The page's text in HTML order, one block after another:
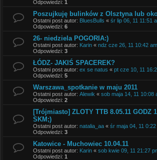
Odpowiedzi: 1
Poszujkuję bulinków z Olsztyna lub
Ostatni post autor: BluesBulls « śr lip 06, 11 11:51
Odpowiedzi: 6
26- niedziela POGORIA:)
Ostatni post autor: Karin « ndz cze 26, 11 10:42 am
Odpowiedzi: 3
ŁÓDZ- JAKIŚ SPACEREK?
Ostatni post autor: ex se natus « pt cze 10, 11
Odpowiedzi: 5
Warszawa_spotkanie w maju 2011
Ostatni post autor: Alewik « sob maja 14, 11 10:08
Odpowiedzi: 2
[Trójmiasto] ZLOTY TTB 8.05.11 GODZ
SKM;)
Ostatni post autor: natalia_aa « śr maja 04, 11 0:22
Odpowiedzi: 3
Katowice - Muchowiec 10.04.11
Ostatni post autor: Karin « sob kwie 09, 11 21:27
Odpowiedzi: 1